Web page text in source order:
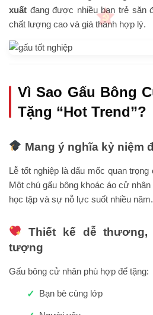
xuất đang được nhiều bạn trẻ săn
chất lượng cao và giá thành hợp lý.
Vì Sao Gấu Bông
Tặng “Hot Trend”?
Mang ý nghĩa kỷ niệm
Lễ tốt nghiệp là dấu mốc quan
Một chú gấu bông khoác áo cử
học tập và sự nỗ lực suốt nhiều năm.
Thiết kế dễ
tượng
Gấu bông cử nhân phù hợp để tặng:
Bạn bè cùng lớp